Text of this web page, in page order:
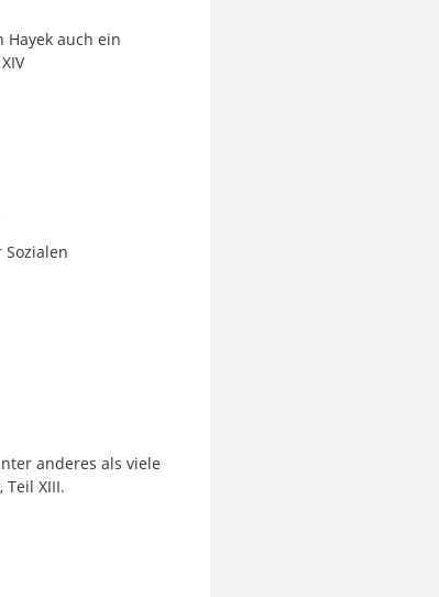
auch ein
anderes als viele
XIII.